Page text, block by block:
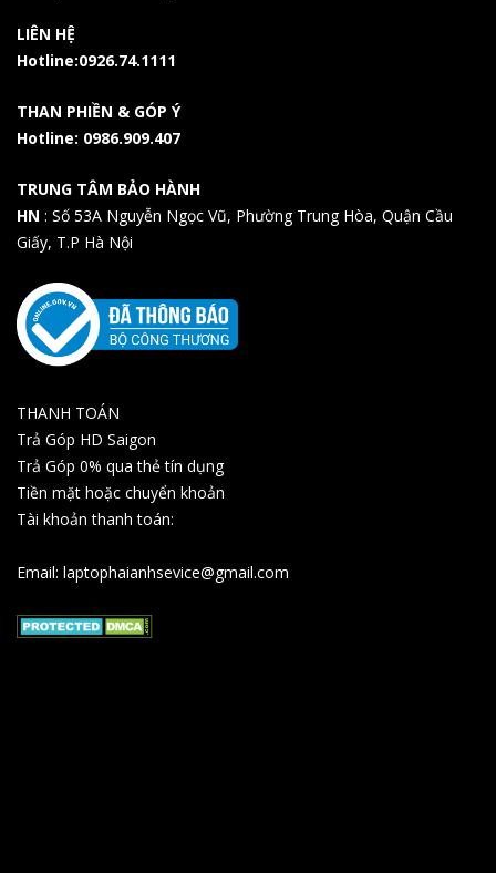
LIÊN HỆ
Hotline:0926.74.1111
THAN PHIỀN & GÓP Ý
Hotline: 0986.909.407
TRUNG TÂM BẢO HÀNH
HN : Số 53A Nguyễn Ngọc Vũ, Phường Trung Hòa, Quận Cầu
Giấy, T.P Hà Nội
THANH TOÁN
Trả Góp HD Saigon
Trả Góp 0% qua thẻ tín dụng
Tiền mặt hoặc chuyển khoản
Tài khoản thanh toán:
Email: laptophaianhsevice@gmail.com